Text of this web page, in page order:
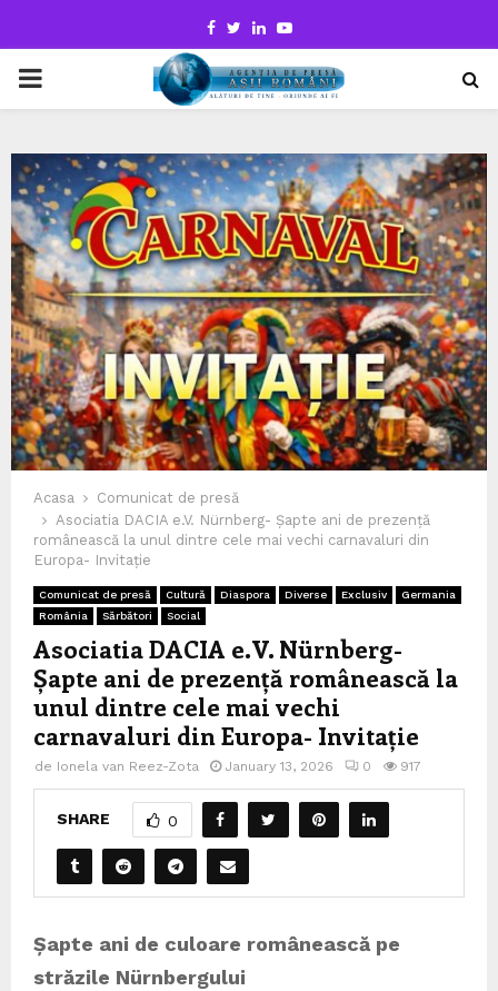
Facebook
TwitterLinkedinYoutube
PRIMARY
Acasa
Comunicat de presă
Asociatia DACIA e.V. Nürnberg- Șapte ani de prezență
românească la unul dintre cele mai vechi carnavaluri din
Europa- Invitație
Comunicat de presă Cultură Diaspora Diverse Exclusiv
Germania
România
Sărbători Social
Asociatia DACIA e.V. Nürnberg-
Șapte ani de prezență românească la
unul dintre cele mai vechi
carnavaluri din Europa- Invitație
de Ionela van Reez-Zota January 13, 2026 0 917
SHARE 0
Șapte ani de culoare românească pe
străzile Nürnbergului